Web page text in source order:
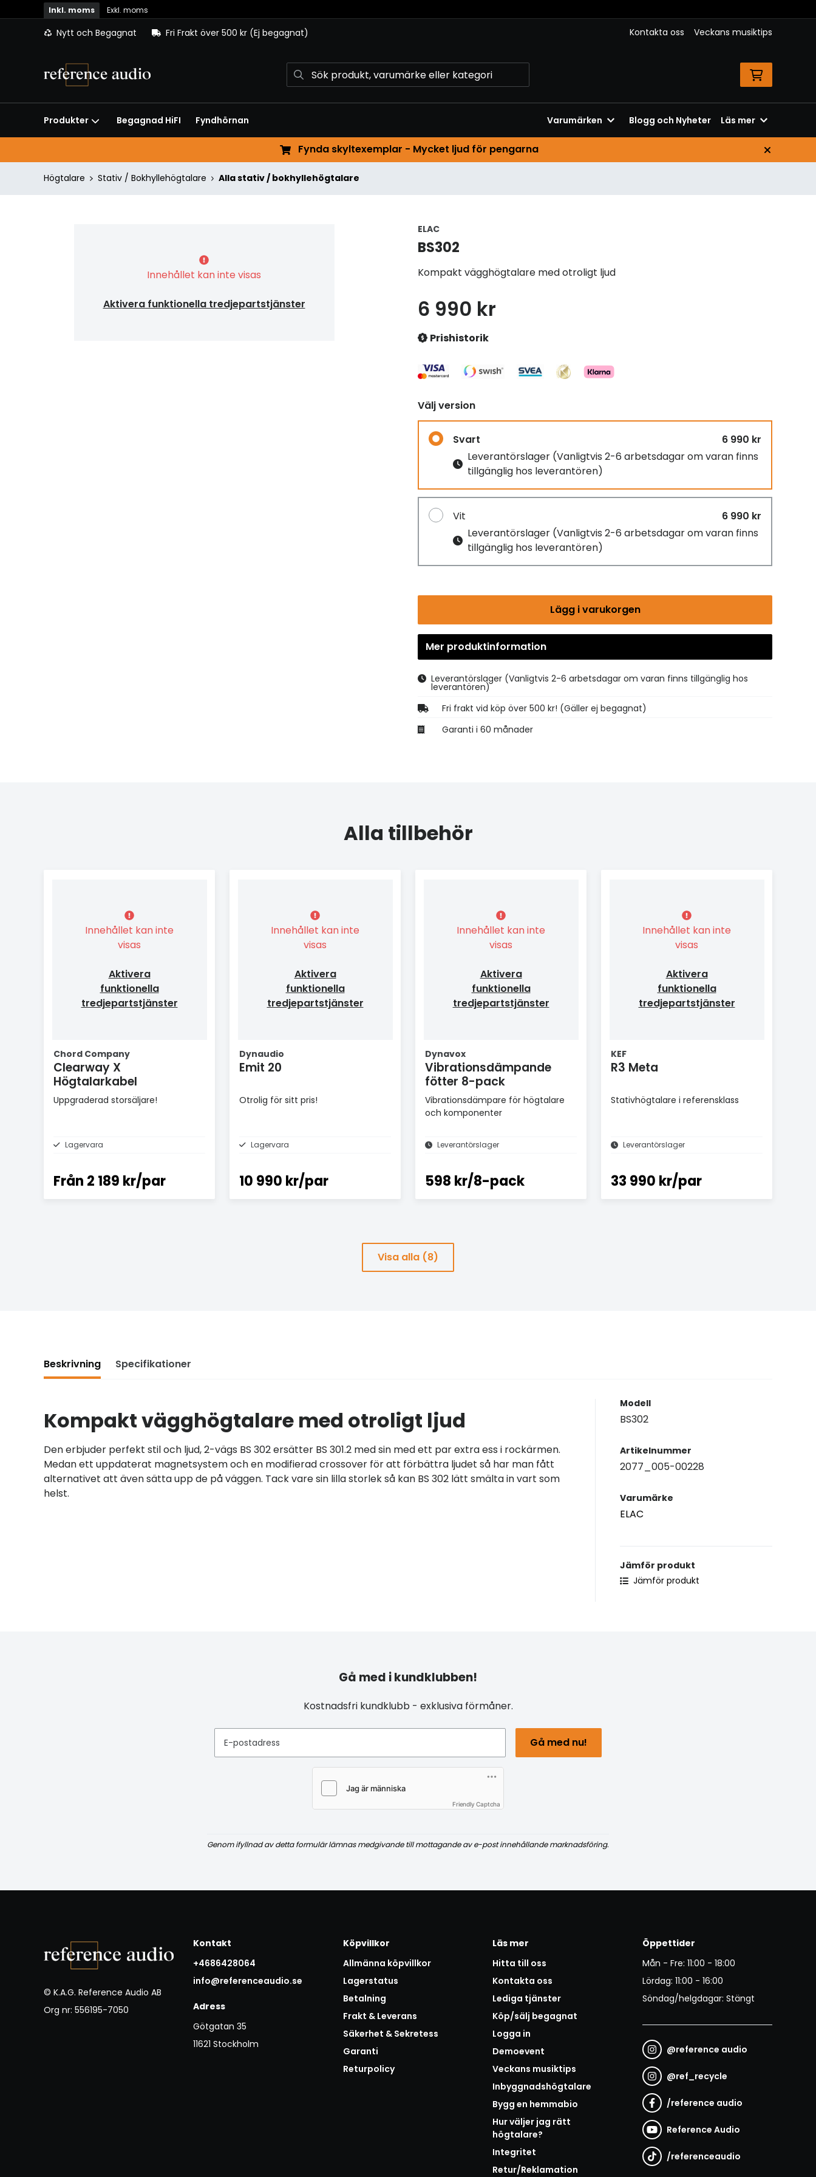
Inkl. moms Exkl. moms
Nytt och Begagnat Fri Frakt över 500 kr (Ej begagnat) Kontakta oss Veckans musiktips
Produkter Begagnad HiFI Fyndhörnan Varumärken Blogg och Nyheter Läs mer
Fynda skyltexemplar - Mycket ljud för pengarna
Högtalare Stativ / Bokhyllehögtalare Alla stativ / bokhyllehögtalare
Innehållet kan inte visas
Aktivera funktionella tredjepartstjänster
ELAC
BS302
Kompakt vägghögtalare med otroligt ljud
6 990 kr
Prishistorik
Välj version
Svart
6 990 kr
Leverantörslager (Vanligtvis 2-6 arbetsdagar om varan finns
tillgänglig hos leverantören)
Vit
6 990 kr
Leverantörslager (Vanligtvis 2-6 arbetsdagar om varan finns
tillgänglig hos leverantören)
Lägg i varukorgen
Mer produktinformation
Leverantörslager (Vanligtvis 2-6 arbetsdagar om varan finns tillgänglig hos
leverantören)
Fri frakt vid köp över 500 kr! (Gäller ej begagnat)
Garanti i 60 månader
Alla tillbehör
Innehållet kan inte
visas
Aktivera
funktionella
tredjepartstjänster
Chord Company
Clearway X
Högtalarkabel
Uppgraderad storsäljare!
Lagervara
Från 2 189 kr/par
Innehållet kan inte
visas
Aktivera
funktionella
tredjepartstjänster
Dynaudio
Emit 20
Otrolig för sitt pris!
Lagervara
10 990 kr/par
Innehållet kan inte
visas
Aktivera
funktionella
tredjepartstjänster
Dynavox
Vibrationsdämpande
fötter 8-pack
Vibrationsdämpare för högtalare
och komponenter
Leverantörslager
598 kr/8-pack
Innehållet kan inte
visas
Aktivera
funktionella
tredjepartstjänster
KEF
R3 Meta
Stativhögtalare i referensklass
Leverantörslager
33 990 kr/par
Visa alla (8)
Beskrivning Specifikationer
Kompakt vägghögtalare med otroligt ljud
Den erbjuder perfekt stil och ljud, 2-vägs BS 302 ersätter BS 301.2 med sin med ett par extra ess i rockärmen.
Medan ett uppdaterat magnetsystem och en modifierad crossover för att förbättra ljudet så har man fått
alternativet att även sätta upp de på väggen. Tack vare sin lilla storlek så kan BS 302 lätt smälta in vart som
helst.
Modell
BS302
Artikelnummer
2077_005-00228
Varumärke
ELAC
Jämför produkt
Jämför produkt
Gå med i kundklubben!
Kostnadsfri kundklubb - exklusiva förmåner.
E-postadress Gå med nu!
Friendly Captcha
Genom ifyllnad av detta formulär lämnas medgivande till mottagande av e-post innehållande marknadsföring.
© K.A.G. Reference Audio AB
Org nr: 556195-7050
Kontakt
+4686428064
info@referenceaudio.se
Adress
Götgatan 35
11621 Stockholm
Köpvillkor
Allmänna köpvillkor
Lagerstatus
Betalning
Frakt & Leverans
Säkerhet & Sekretess
Garanti
Returpolicy
Läs mer
Hitta till oss
Kontakta oss
Lediga tjänster
Köp/sälj begagnat
Logga in
Demoevent
Veckans musiktips
Inbyggnadshögtalare
Bygg en hemmabio
Hur väljer jag rätt
högtalare?
Integritet
Retur/Reklamation
Öppettider
Mån - Fre: 11:00 - 18:00
Lördag: 11:00 - 16:00
Söndag/helgdagar: Stängt
@reference audio
@ref_recycle
/reference audio
Reference Audio
/referenceaudio